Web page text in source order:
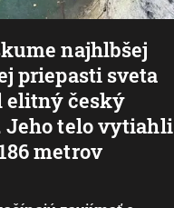
najhlbšej
priepasti sveta
elitný český
Jeho telo vytiahli
metrov